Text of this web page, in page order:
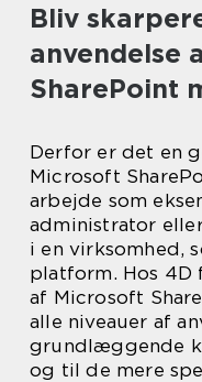
Bliv
anvendelse
SharePoint
Derfor er det en
Microsoft
arbejde som
administrator
i en virksomhed,
platform. Hos
af Microsoft
alle niveauer af
grundlæggende
og til de mere